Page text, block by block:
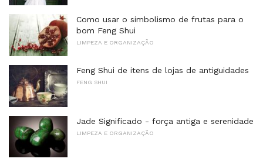
Como usar o simbolismo de frutas para o
bom Feng Shui
LIMPEZA E ORGANIZAÇÃO
Feng Shui de itens de lojas de antiguidades
FENG SHUI
Jade Significado - força antiga e serenidade
LIMPEZA E ORGANIZAÇÃO